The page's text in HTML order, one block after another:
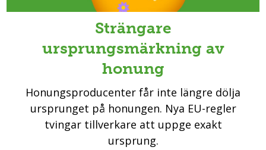
Strängare
ursprungsmärkning av
honung
Honungsproducenter får inte längre dölja
ursprunget på honungen. Nya EU-regler
tvingar tillverkare att uppge exakt
ursprung.